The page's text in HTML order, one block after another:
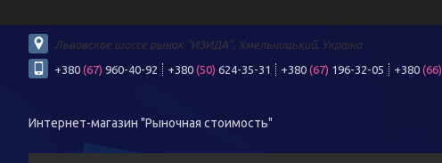
Львовское шоссе рынок "ИЗИДА", Хмельницький, Україна
+380 (67) 960-40-92 +380 (50) 624-35-31 +380 (67) 196-32-05 +380 (66)
Интернет-магазин "Рыночная стоимость"